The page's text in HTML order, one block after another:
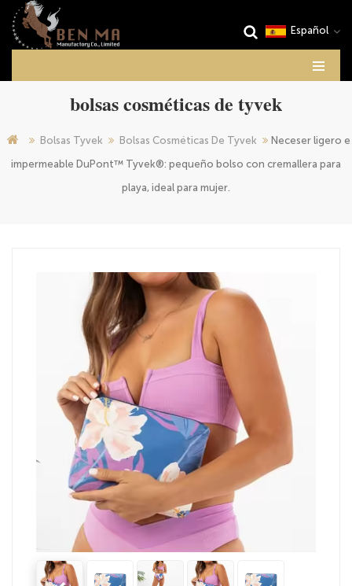
Español
bolsas cosméticas de tyvek
Bolsas Tyvek Bolsas Cosméticas De Tyvek
Neceser ligero e
impermeable DuPont™ Tyvek®: pequeño bolso con cremallera para
playa, ideal para mujer.